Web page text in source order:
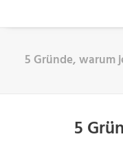
5 Gründe, warum
5